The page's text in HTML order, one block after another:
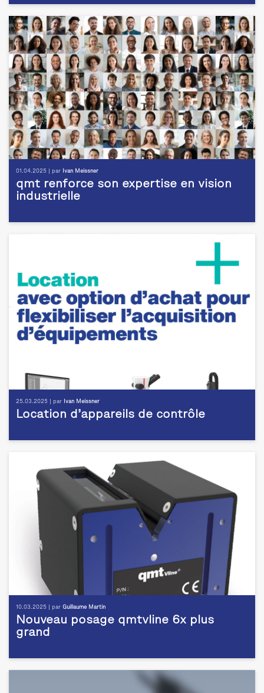
01.04.2025 | par Ivan Meissner
qmt renforce son expertise en vision
industrielle
25.03.2025 | par Ivan Meissner
Location d’appareils de contrôle
10.03.2025 | par Guillaume Martin
Nouveau posage qmtvline 6x plus
grand